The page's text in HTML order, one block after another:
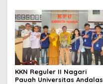
Edukasi Bahaya Hipertensi
di Nagari Pauah
KKN Reguler II Nagari
Pauah Universitas Andalas